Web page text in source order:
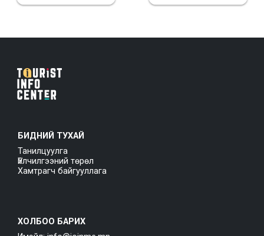
БИДНИЙ ТУХАЙ
Танилцуулга
Үйлчилгээний төрөл
Хамтрагч байгууллага
ХОЛБОО БАРИХ